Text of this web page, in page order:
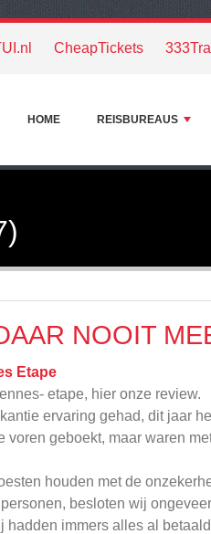
CheapTickets
HOME REISBUREAUS
NOOIT
Etape
etape, hier onze review.
ervaring gehad, dit jaar
voren geboekt, maar waren
houden met de
besloten wij
hadden immers alles al